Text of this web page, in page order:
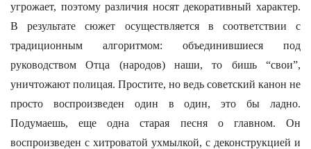
угрожает, поэтому различия носят декоративный характер.
В результате сюжет осуществляется в соответствии с
традиционным алгоритмом: объединившиеся под
руководством Отца (народов) наши, то бишь “свои”,
уничтожают полицая. Простите, но ведь советский канон не
просто воспроизведен один в один, это бы ладно.
Подумаешь, еще одна старая песня о главном. Он
воспроизведен с хитроватой ухмылкой, с деконструкцией и